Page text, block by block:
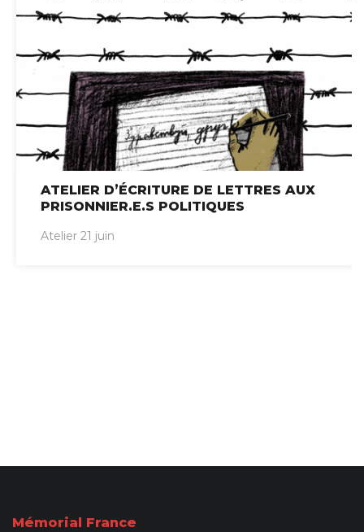
ATELIER D’ÉCRITURE DE LETTRES AUX
PRISONNIER.E.S POLITIQUES
Atelier 21 juin
Mémorial France